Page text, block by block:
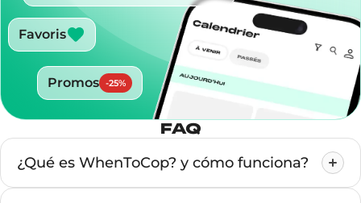
Favoris
Promos -25%
FAQ
¿Qué es WhenToCop? y cómo funciona?